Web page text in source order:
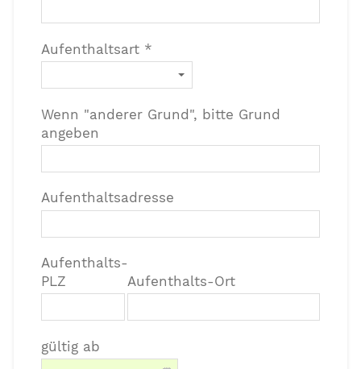
Aufenthaltsart *
Wenn "anderer Grund", bitte Grund
angeben
Aufenthaltsadresse
Aufenthalts-
PLZ
Aufenthalts-Ort
gültig ab